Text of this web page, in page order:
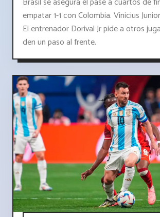
empatar 1-1 con Colombia. Vinicius
El entrenador Dorival Jr pide a otros
den un paso al frente.